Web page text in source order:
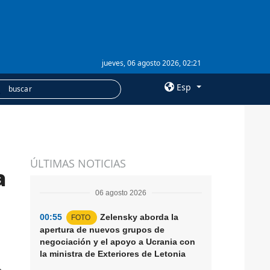
jueves, 06 agosto 2026, 02:21
Esp
Suscripción
ÚLTIMAS NOTICIAS
06 agosto 2026
00:55 FOTO
Zelensky aborda la
apertura de nuevos grupos de
negociación y el apoyo a Ucrania con
la ministra de Exteriores de Letonia